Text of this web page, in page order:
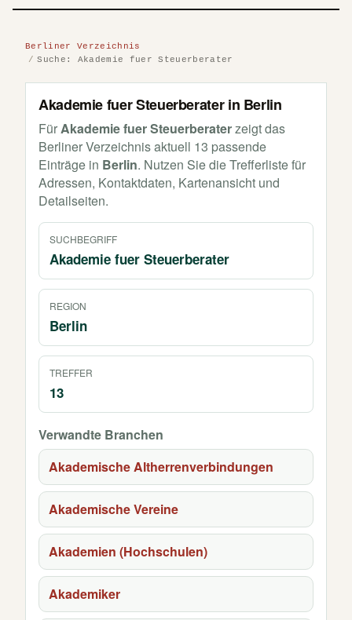
Berliner Verzeichnis
Suche: Akademie fuer Steuerberater
Akademie fuer Steuerberater in Berlin
FürAkademie fuer Steuerberaterzeigt das
Berliner Verzeichnis aktuell 13 passende
Einträge in Berlin. Nutzen Sie die Trefferliste für
Adressen, Kontaktdaten, Kartenansicht und
Detailseiten.
SUCHBEGRIFF
Akademie fuer Steuerberater
REGION
Berlin
TREFFER
13
Verwandte Branchen
Akademische Altherrenverbindungen
Akademische Vereine
Akademien (Hochschulen)
Akademiker